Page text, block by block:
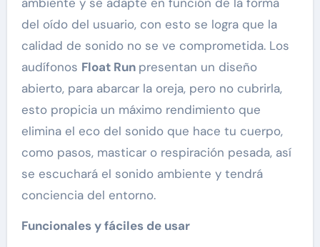
del oído del usuario, con esto se logra que la
calidad de sonido no se ve comprometida. Los
audífonos Float Run presentan un diseño
abierto, para abarcar la oreja, pero no cubrirla,
esto propicia un máximo rendimiento que
elimina el eco del sonido que hace tu cuerpo,
como pasos, masticar o respiración pesada, así
se escuchará el sonido ambiente y tendrá
conciencia del entorno.
Funcionales y fáciles de usar